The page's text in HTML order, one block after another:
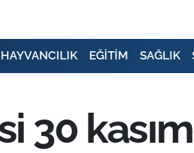
EĞİTİM SAĞLIK
30